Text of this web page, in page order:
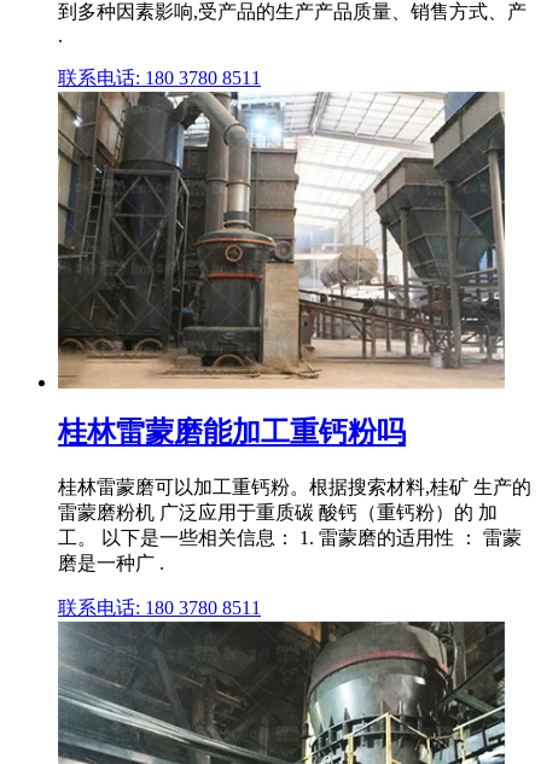
到多种因素影响,受产品的生产产品质量、销售方式、产
.
联系电话: 180 3780 8511
桂林雷蒙磨能加工重钙粉吗
桂林雷蒙磨可以加工重钙粉。根据搜索材料,桂矿 生产的
雷蒙磨粉机 广泛应用于重质碳 酸钙（重钙粉）的 加
工。 以下是一些相关信息： 1. 雷蒙磨的适用性 ： 雷蒙
磨是一种广 .
联系电话: 180 3780 8511